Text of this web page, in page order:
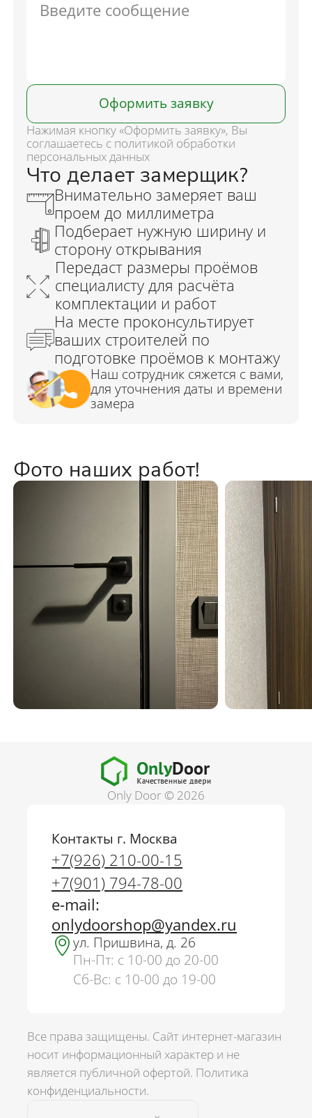
г. Москва
+7(926) 210-00-15
Оформить заявку
Нажимая кнопку «Оформить заявку», Вы
соглашаетесь с политикой обработки
персональных данных
Фото наших работ!
Only Door © 2026
Контакты г. Москва
+7(926) 210-00-15
+7(901) 794-78-00
e-mail:
onlydoorshop@yandex.ru
ул. Пришвина, д. 26
Пн-Пт: с 10-00 до 20-00
Сб-Вс: с 10-00 до 19-00
Все права защищены. Сайт интернет-магазин
носит информационный характер и не
является публичной офертой. Политика
конфиденциальности.